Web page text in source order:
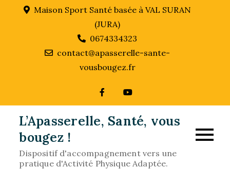
Maison Sport Santé basée à VAL SURAN
(JURA)
0674334323
contact@apasserelle-sante-
vousbougez.fr
L’Apasserelle, Santé, vous
bougez !
Dispositif d'accompagnement vers une
pratique d'Activité Physique Adaptée.